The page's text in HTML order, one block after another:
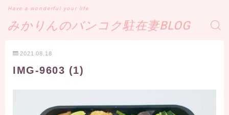
みかりんのバンコク駐在妻BLOG
Have a wonderful your life
2021.08.18
IMG-9603 (1)